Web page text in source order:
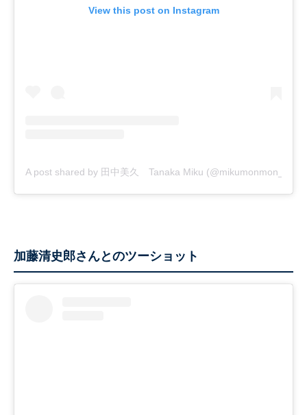
View this post on Instagram
A post shared by 田中美久 Tanaka Miku (@mikumonmon_48)
加藤清史郎さんとのツーショット